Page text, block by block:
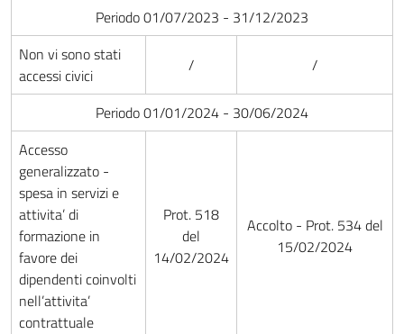
Periodo 01/07/2023 - 31/12/2023
Non vi sono stati
accessi civici
/ /
Periodo 01/01/2024 - 30/06/2024
Accesso
generalizzato -
spesa in servizi e
attivita’ di
formazione in
favore dei
dipendenti coinvolti
nell’attivita’
contrattuale
Prot. 518
del
14/02/2024
Accolto - Prot. 534 del
15/02/2024